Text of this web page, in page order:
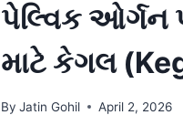
પેલ્વિક ઓર્ગન
માટે કેગલ
By Jatin Gohil April 2, 2026